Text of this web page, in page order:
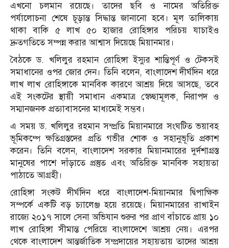
এখনো চলমান রয়েছে। তাদের ছবি ও নামের অতিরিক্ত
পর্যালোচনা শেষে চূড়ান্ত সিদ্ধান্ত জানানো হবে। মূল তালিকায়
থাকা বাকি ৫ লাখ ৫০ হাজার রোহিঙ্গার পরিচয় যাচাইও
দ্রুতগতিতে সম্পন্ন করার আশ্বাস দিয়েছে মিয়ানমার।
বৈঠকে ড. খলিলুর রহমান রোহিঙ্গা ইস্যুর শান্তিপূর্ণ ও টেকসই
সমাধানের ওপর জোর দেন। তিনি বলেন, বাংলাদেশ দীর্ঘদিন ধরে
লাখ লাখ রোহিঙ্গাকে মানবিক কারণে আশ্রয় দিয়ে আসছে, তবে
এই সংকটের স্থায়ী সমাধান একমাত্র স্বেচ্ছামূলক, নিরাপদ ও
সম্মানজনক প্রত্যাবাসনের মাধ্যমেই সম্ভব।
এ সময় ড. খলিলুর রহমান সম্প্রতি মিয়ানমারে সংঘটিত ভয়াবহ
ভূমিকম্পে ক্ষতিগ্রস্তদের প্রতি গভীর শোক ও সহানুভূতি প্রকাশ
করেন। তিনি বলেন, বাংলাদেশ সরকার মিয়ানমারের দুর্দশাগ্রস্ত
মানুষের পাশে দাঁড়াতে প্রস্তুত এবং অতিরিক্ত মানবিক সহায়তা
পাঠাতে আগ্রহী।
রোহিঙ্গা সংকট দীর্ঘদিন ধরে বাংলাদেশ-মিয়ানমার দ্বিপাক্ষিক
সম্পর্কে একটি বড় চ্যালেঞ্জ হয়ে রয়েছে। মিয়ানমারের রাখাইন
রাজ্যে ২০১৭ সালে সেনা অভিযান শুরুর পর প্রাণ বাঁচাতে প্রায় ১০
লাখ রোহিঙ্গা সীমান্ত পেরিয়ে বাংলাদেশে আশ্রয় নেয়। এরপর
থেকে বাংলাদেশ আন্তর্জাতিক সম্প্রদায়ের সহায়তায় তাদের আশ্রয়